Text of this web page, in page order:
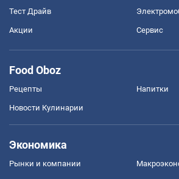
Тест Драйв
Акции Сервис
Food Oboz
Рецепты Напитки
Новости Кулинарии
Экономика
Рынки и компании